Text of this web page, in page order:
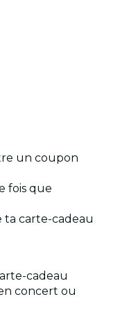
un coupon
fois que
ta carte-cadeau
cadeau
concert ou